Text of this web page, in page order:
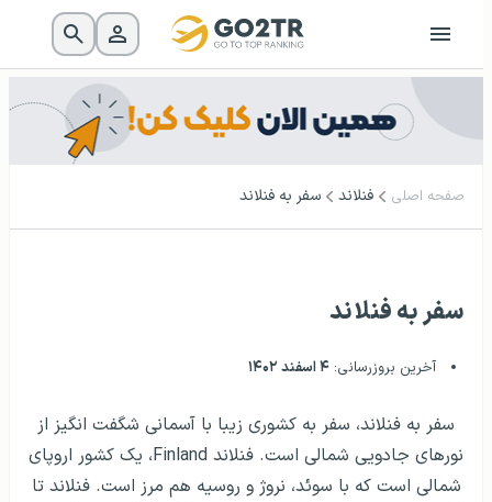
صفحه اصلی فنلاند سفر به فنلاند
سفر به فنلاند
آخرین بروزرسانی: ۴ اسفند ۱۴۰۲
سفر به فنلاند، سفر به کشوری زیبا با آسمانی شگفت انگیز از
نورهای جادویی شمالی است. فنلاند Finland، یک کشور اروپای
شمالی است که با سوئد، نروژ و روسیه هم مرز است. فنلاند تا